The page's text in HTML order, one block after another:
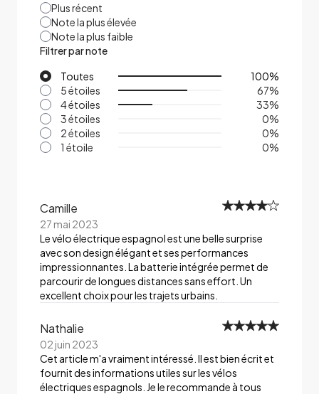
Plus récent
Note la plus élevée
Note la plus faible
Filtrer par note
Toutes
100%
5 étoiles
67%
4 étoiles
33%
3 étoiles
0%
2 étoiles
0%
1 étoile
0%
Camille
27 mai 2023
Le vélo électrique espagnol est une belle surprise
avec son design élégant et ses performances
impressionnantes. La batterie intégrée permet de
parcourir de longues distances sans effort. Un
excellent choix pour les trajets urbains.
Nathalie
02 juin 2023
Cet article m'a vraiment intéressé. Il est bien écrit et
fournit des informations utiles sur les vélos
électriques espagnols. Je le recommande à tous